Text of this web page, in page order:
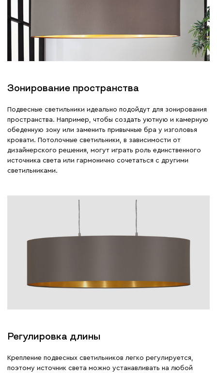
Зонирование пространства
Подвесные светильники идеально подойдут для зонирования
пространства. Например, чтобы создать уютную и камерную
обеденную зону или заменить привычные бра у изголовья
кровати. Потолочные светильники, в зависимости от
дизайнерского решения, могут играть роль единственного
источника света или гармонично сочетаться с другими
светильниками.
Регулировка длины
Крепление подвесных светильников легко регулируется,
поэтому источник света можно устанавливать на любой